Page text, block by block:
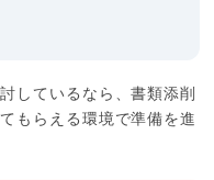
しているなら、書類添削
もらえる環境で準備を進